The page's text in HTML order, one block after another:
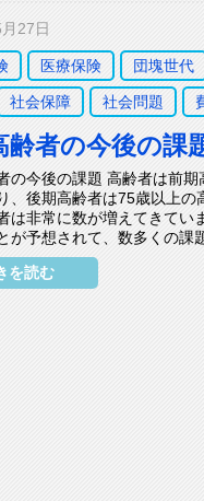
27日
医療保険 団塊世代
社会保障 社会問題
齢者の今後の課
の今後の課題 高齢者は前
、後期高齢者は75歳以上の
は非常に数が増えてきてい
が予想されて、数多くの課
を読む